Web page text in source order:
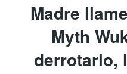
Madre
Myth
derrotarlo,